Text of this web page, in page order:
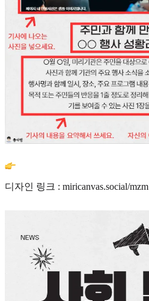
디자인 링크 : miricanvas.social/mzm